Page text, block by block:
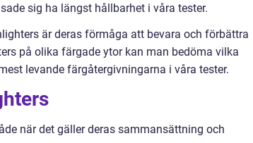
sig ha längst hållbarhet i våra tester.
är deras förmåga att bevara och förbättra
på olika färgade ytor kan man bedöma vilka
levande färgåtergivningarna i våra tester.
när det gäller deras sammansättning och